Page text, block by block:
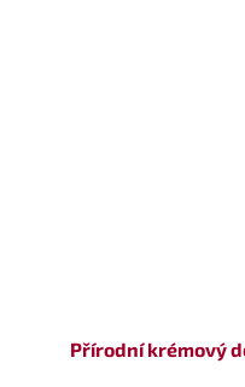
Přírodní krémový